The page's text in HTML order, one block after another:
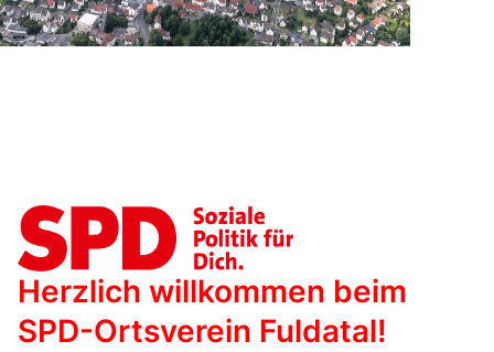
Herzlich willkommen beim
SPD-Ortsverein Fuldatal!